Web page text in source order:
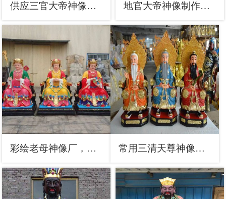
供应三官大帝神像，铸铜工艺，铸铜三官大帝神像制作 地官大帝神像制作，鎏金效果，寺庙三官大帝神像厂家
彩绘老母神像厂，家用佛像，老母神像承接 常用三清天尊神像，彩绘工艺，家用三清天尊神像厂